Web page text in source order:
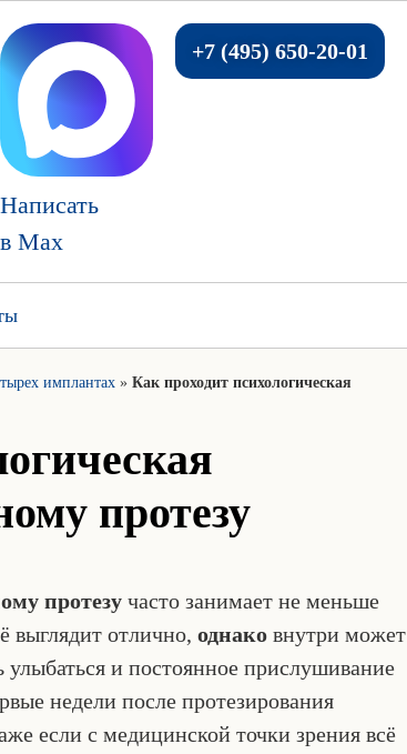
Написать
в Max
+7 (495) 650-20-01
имплантах » Как проходит психологическая
протезу
протезу часто занимает не меньше
выглядит отлично, однако внутри может
и постоянное прислушивание
недели после протезирования
если с медицинской точки зрения всё